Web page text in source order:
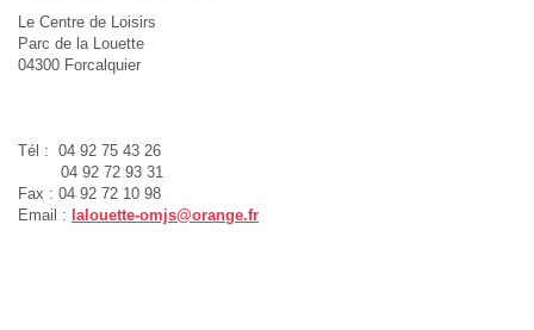
Le Centre de Loisirs
Parc de la Louette
04300 Forcalquier
Tél : 04 92 75 43 26
04 92 72 93 31
Fax : 04 92 72 10 98
Email : lalouette-omjs@orange.fr